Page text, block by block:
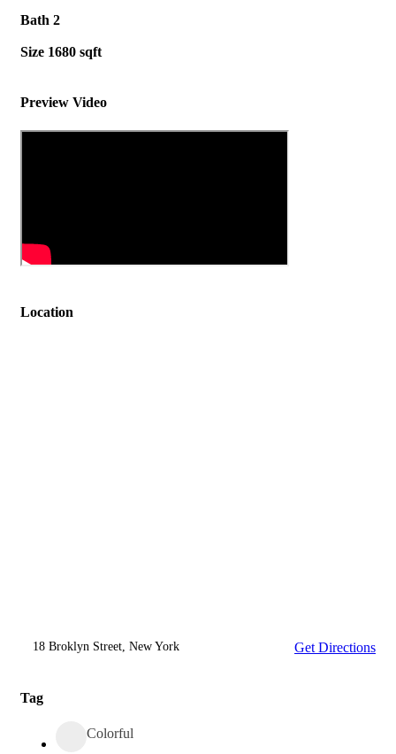
Bath 2
Size 1680 sqft
Preview Video
Location
18 Broklyn Street, New York Get Directions
Tag
Colorful